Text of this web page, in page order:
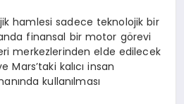
hamlesi sadece teknolojik bir
finansal bir motor görevi
merkezlerinden elde edilecek
Mars’taki kalıcı insan
kullanılması